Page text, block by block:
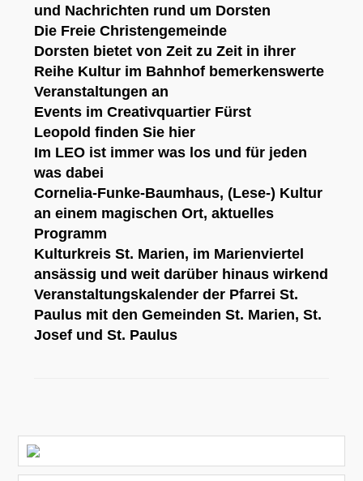
und Nachrichten rund um Dorsten
Die Freie Christengemeinde
Dorsten bietet von Zeit zu Zeit in ihrer
Reihe Kultur im Bahnhof bemerkenswerte
Veranstaltungen an
Events im Creativquartier Fürst
Leopold finden Sie hier
Im LEO ist immer was los und für jeden
was dabei
Cornelia-Funke-Baumhaus, (Lese-) Kultur
an einem magischen Ort,aktuelles
Programm
Kulturkreis St. Marien, im Marienviertel
ansässig und weit darüber hinaus wirkend
Veranstaltungskalender der Pfarrei St.
Paulus mit den Gemeinden St. Marien, St.
Josef und St. Paulus